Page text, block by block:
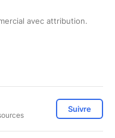
avec attribution.
Suivre